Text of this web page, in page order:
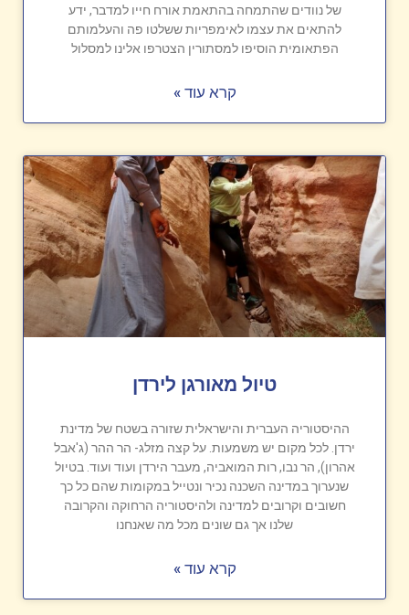
של נוודים שהתמחה בהתאמת אורח חייו למדבר, ידע
להתאים את עצמו לאימפריות ששלטו פה והעלמותם
הפתאומית הוסיפו למסתורין הצטרפו אלינו למסלול
קרא עוד »
טיול מאורגן לירדן
ההיסטוריה העברית והישראלית שזורה בשטח של מדינת
ירדן. לכל מקום יש משמעות. על קצה מזלג- הר ההר (ג'אבל
אהרון), הר נבו, רות המואביה, מעבר הירדן ועוד ועוד. בטיול
שנערוך במדינה השכנה נכיר ונטייל במקומות שהם כל כך
חשובים וקרובים למדינה ולהיסטוריה הרחוקה והקרובה
שלנו אך גם שונים מכל מה שאנחנו
קרא עוד »